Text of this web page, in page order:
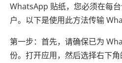
WhatsApp 贴纸，您必须在每
户。以下是使用此方法传输
第一步：首先，请确保已为
份。打开应用，然后选择右下角